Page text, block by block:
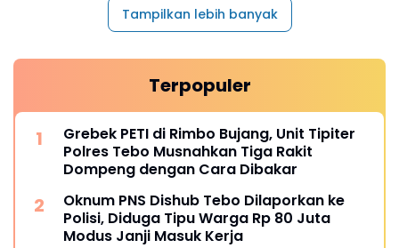
Tampilkan lebih banyak
Terpopuler
Grebek PETI di Rimbo Bujang, Unit Tipiter
Polres Tebo Musnahkan Tiga Rakit
Dompeng dengan Cara Dibakar
Oknum PNS Dishub Tebo Dilaporkan ke
Polisi, Diduga Tipu Warga Rp 80 Juta
Modus Janji Masuk Kerja